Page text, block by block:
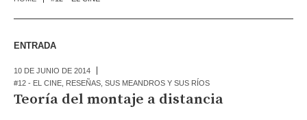
ENTRADA
10 DE JUNIO DE 2014
#12 - EL CINE RESEÑAS SUS MEANDROS Y SUS RÍOS
Teoría del montaje a distancia